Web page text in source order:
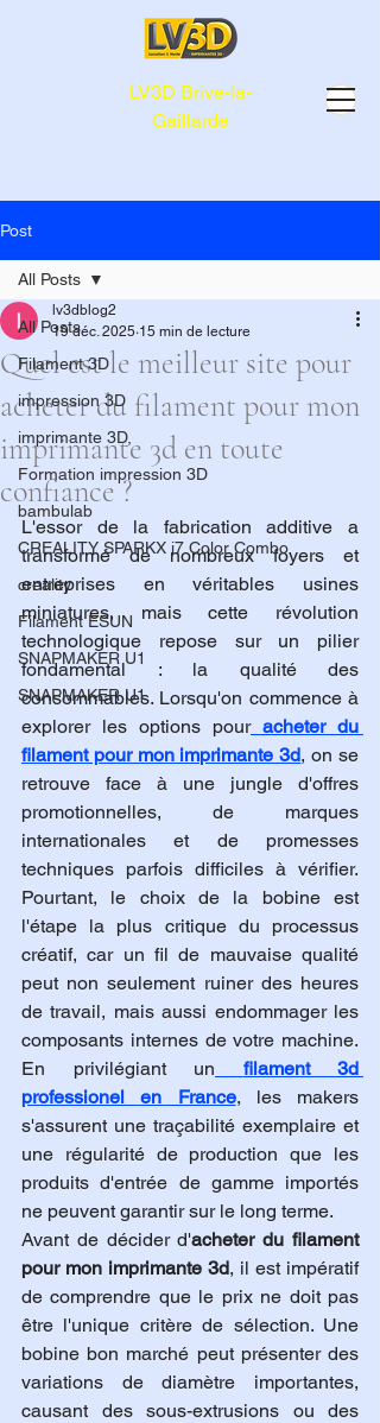
LV3D Brive-la-
Gaillarde
Post
All Posts
Filament 3D
impression 3D
imprimante 3D,
Formation impression 3D
bambulab
CREALITY SPARKX i7 Color Combo
creality
Filament ESUN
SNAPMAKER U1
SNAPMAKER U1
All Posts
Quel est le meilleur site pour
acheter du filament pour mon
imprimante 3d en toute
confiance ?
lv3dblog2
19 déc. 2025 15 min de lecture
L'essor de la fabrication additive a
transformé de nombreux foyers et
entreprises en véritables usines
miniatures, mais cette révolution
technologique repose sur un pilier
fondamental : la qualité des
consommables. Lorsqu'on commence à
explorer les options pour acheter du
filament pour mon imprimante 3d, on se
retrouve face à une jungle d'offres
promotionnelles, de marques
internationales et de promesses
techniques parfois difficiles à vérifier.
Pourtant, le choix de la bobine est
l'étape la plus critique du processus
créatif, car un fil de mauvaise qualité
peut non seulement ruiner des heures
de travail, mais aussi endommager les
composants internes de votre machine.
En privilégiant un
filament 3d
professionel en France, les makers
s'assurent une traçabilité exemplaire et
une régularité de production que les
produits d'entrée de gamme importés
ne peuvent garantir sur le long terme.
Avant de décider d'acheter du filament
pour mon imprimante 3d, il est impératif
de comprendre que le prix ne doit pas
être l'unique critère de sélection. Une
bobine bon marché peut présenter des
variations de diamètre importantes,
causant des sous-extrusions ou des